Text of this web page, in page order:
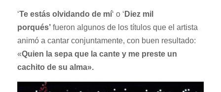
‘Te estás olvidando de mí‘ o ‘ Diez mil
porqués’ fueron algunos de los títulos que el artista
animó a cantar conjuntamente, con buen resultado:
«Quien la sepa que la cante y me preste un
cachito de su alma».